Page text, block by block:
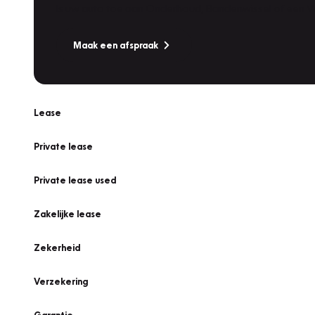
Maak een afspraak
Lease
Private lease
Private lease used
Zakelijke lease
Zekerheid
Verzekering